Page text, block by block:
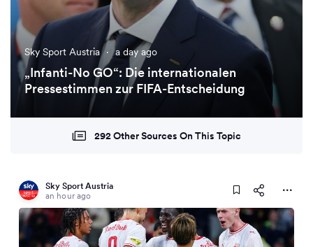
Sky Sport Austria · a day ago
„Infanti-No GO“: Die internationalen
Pressestimmen zur FIFA-Entscheidung
292 Other Sources On This Topic
Sky Sport Austria
an hour ago